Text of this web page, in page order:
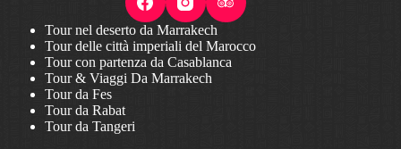
Tour nel deserto da Marrakech
Tour delle città imperiali del Marocco
Tour con partenza da Casablanca
Tour & Viaggi Da Marrakech
Tour da Fes
Tour da Rabat
Tour da Tangeri